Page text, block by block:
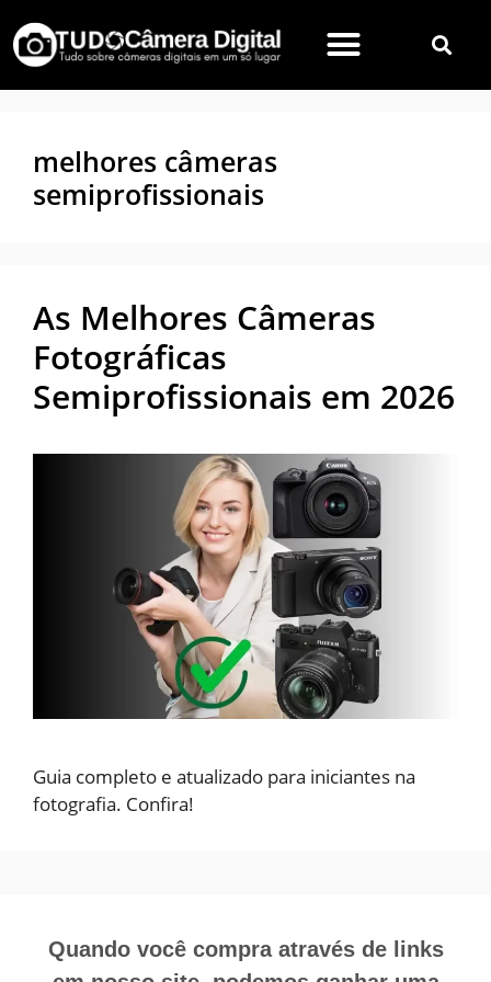
melhores câmeras
semiprofissionais
As Melhores Câmeras
Fotográficas
Semiprofissionais em 2026
Guia completo e atualizado para iniciantes na
fotografia. Confira!
Quando você compra através de links